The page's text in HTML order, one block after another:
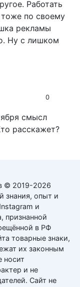
Работать
по своему
рекламы
Ну с лишком
0
смысл
расскажет?
© 2019-2026
знания, опыт и
и
признанной
в РФ
товарные знаки,
их законным
носит
и не
Сайт не